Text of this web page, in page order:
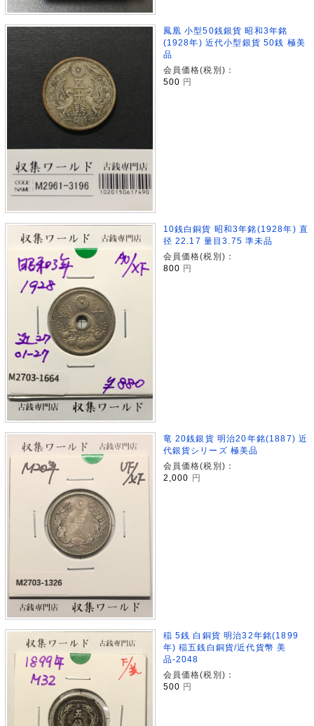
鳳凰 小型50銭銀貨 昭和3年銘
(1928年) 近代小型銀貨 50銭 極美
品
会員価格(税別)：
500 円
10銭白銅貨 昭和3年銘(1928年) 直
径 22.17 量目3.75 準未品
会員価格(税別)：
800 円
竜 20銭銀貨 明治20年銘(1887) 近
代銀貨シリーズ 極美品
会員価格(税別)：
2,000 円
稲 5銭 白銅貨 明治32年銘(1899
年) 稲五銭白銅貨/近代貨幣 美
品-2048
会員価格(税別)：
500 円